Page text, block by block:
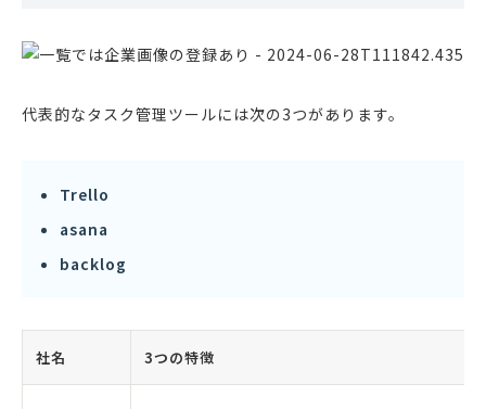
代表的なタスク管理ツールには次の3つがあります。
Trello
asana
backlog
社名 3つの特徴